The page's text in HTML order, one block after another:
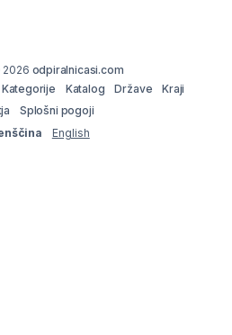
odpiralnicasi.com
Kategorije Katalog Države
Kraji
Splošni pogoji
English